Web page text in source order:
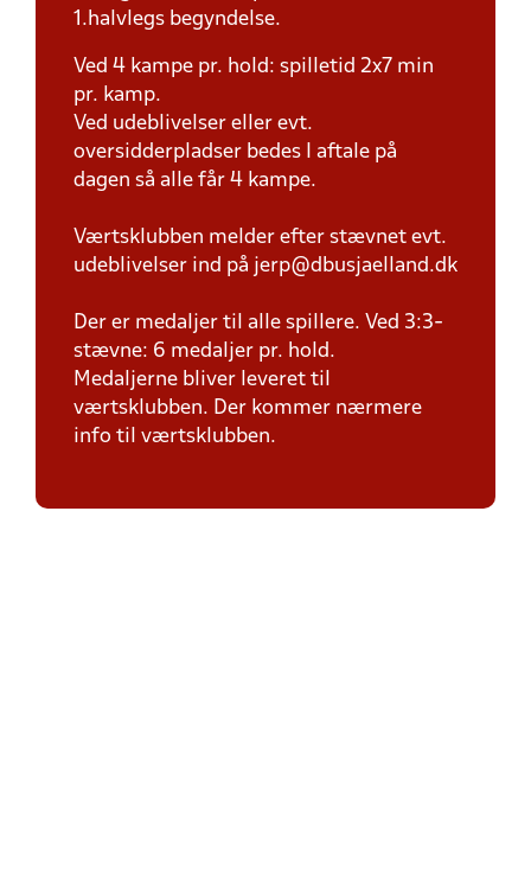
1.halvlegs begyndelse.
Ved 4 kampe pr. hold: spilletid 2x7 min
pr. kamp.
Ved udeblivelser eller evt.
oversidderpladser bedes I aftale på
dagen så alle får 4 kampe.
Værtsklubben melder efter stævnet evt.
udeblivelser ind på jerp@dbusjaelland.dk
Der er medaljer til alle spillere. Ved 3:3-
stævne: 6 medaljer pr. hold.
Medaljerne bliver leveret til
værtsklubben. Der kommer nærmere
info til værtsklubben.